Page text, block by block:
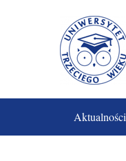
Aktualności
Home Co